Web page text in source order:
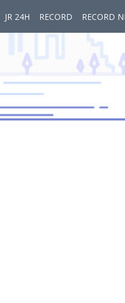
JR 24H RECORD RECORD